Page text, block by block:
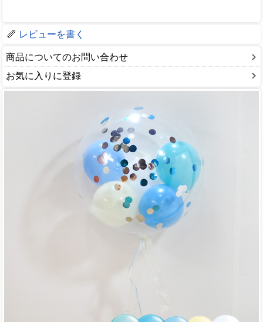
レビューを書く
商品についてのお問い合わせ
お気に入りに登録